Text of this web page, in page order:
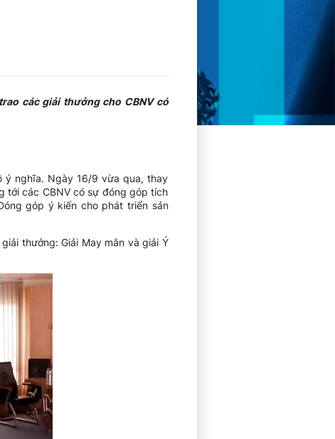
các giải thưởng cho CBNV có
ý nghĩa. Ngày 16/9 vừa qua, thay
tới các CBNV có sự đóng góp tích
góp ý kiến cho phát triển sản
thưởng: Giải May mắn và giải Ý